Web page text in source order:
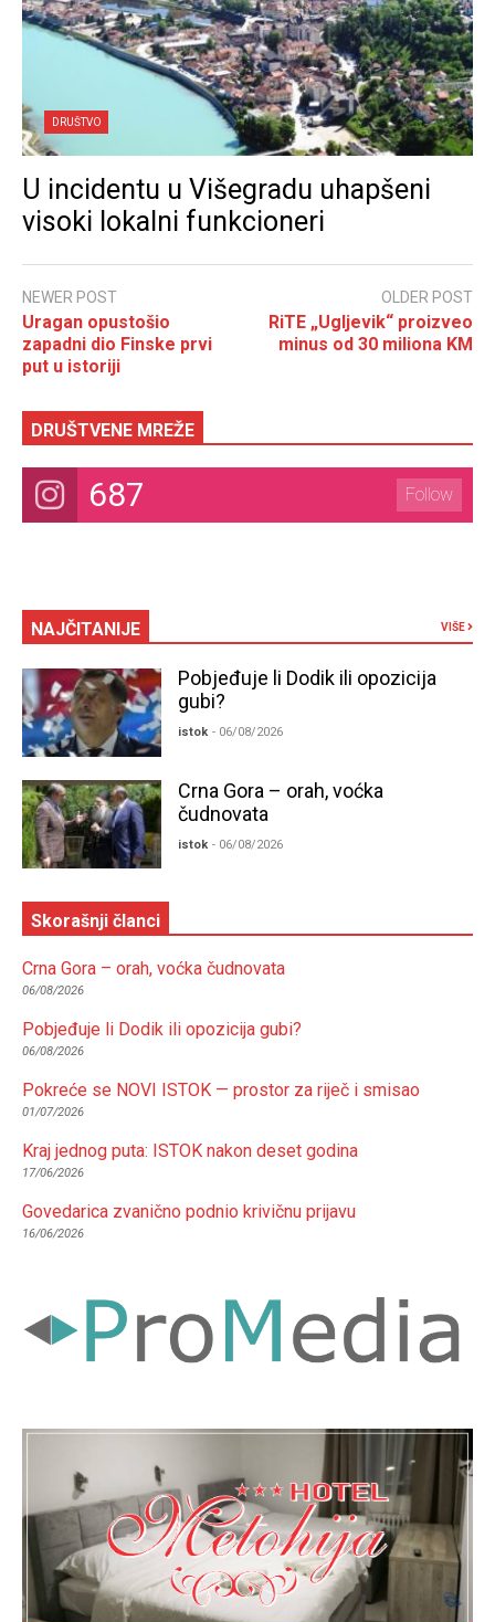
DRUŠTVO
U incidentu u Višegradu uhapšeni
visoki lokalni funkcioneri
NEWER POST
Uragan opustošio
zapadni dio Finske prvi
put u istoriji
OLDER POST
RiTE „Ugljevik“ proizveo
minus od 30 miliona KM
DRUŠTVENE MREŽE
687 Follow
NAJČITANIJE VIŠE
Pobjeđuje li Dodik ili opozicija
gubi?
istok - 06/08/2026
Crna Gora – orah, voćka
čudnovata
istok - 06/08/2026
Skorašnji članci
Crna Gora – orah, voćka čudnovata
06/08/2026
Pobjeđuje li Dodik ili opozicija gubi?
06/08/2026
Pokreće se NOVI ISTOK — prostor za riječ i smisao
01/07/2026
Kraj jednog puta: ISTOK nakon deset godina
17/06/2026
Govedarica zvanično podnio krivičnu prijavu
16/06/2026